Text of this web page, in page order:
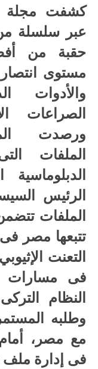
كشفت مجلة
عبر سلسلة
حقبة من
مستوى انتصار
والأدوات
الصراعات
ورصدت
الملفات
الرئيس
الملفات
تتبعها مصر
التعنت
فى مسارات
النظام
وطلبه
مع مصر، أمام
فى إدارة